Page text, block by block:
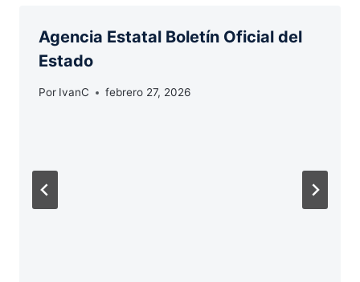
Agencia Estatal Boletín Oficial del
Estado
Por IvanC febrero 27, 2026